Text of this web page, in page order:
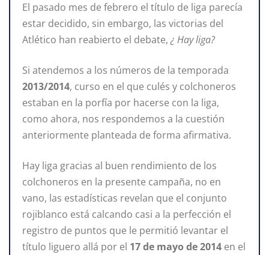
El pasado mes de febrero el título de liga parecía
estar decidido, sin embargo, las victorias del
Atlético han reabierto el debate,¿ Hay liga?
Si atendemos a los números de la temporada
2013/2014, curso en el que culés y colchoneros
estaban en la porfía por hacerse con la liga,
como ahora, nos respondemos a la cuestión
anteriormente planteada de forma afirmativa.
Hay liga gracias al buen rendimiento de los
colchoneros en la presente campaña, no en
vano, las estadísticas revelan que el conjunto
rojiblanco está calcando casi a la perfección el
registro de puntos que le permitió levantar el
título liguero allá por el 17 de mayo de 2014 en el